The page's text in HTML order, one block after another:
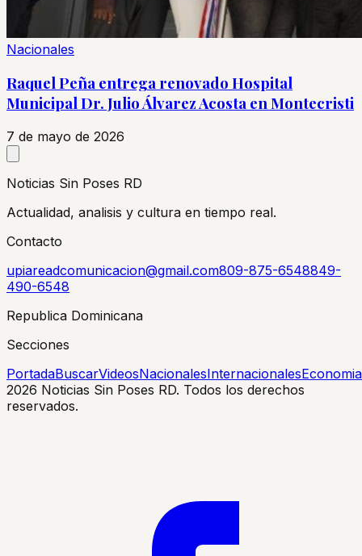
Nacionales
Raquel Peña entrega renovado Hospital
Municipal Dr. Julio Álvarez Acosta en Montecristi
7 de mayo de 2026
Noticias Sin Poses RD
Actualidad, analisis y cultura en tiempo real.
Contacto
upiareadcomunicacion@gmail.com809-875-6548849-
490-6548
Republica Dominicana
Secciones
PortadaBuscarVideosNacionalesInternacionalesEconomia
2026 Noticias Sin Poses RD. Todos los derechos
reservados.